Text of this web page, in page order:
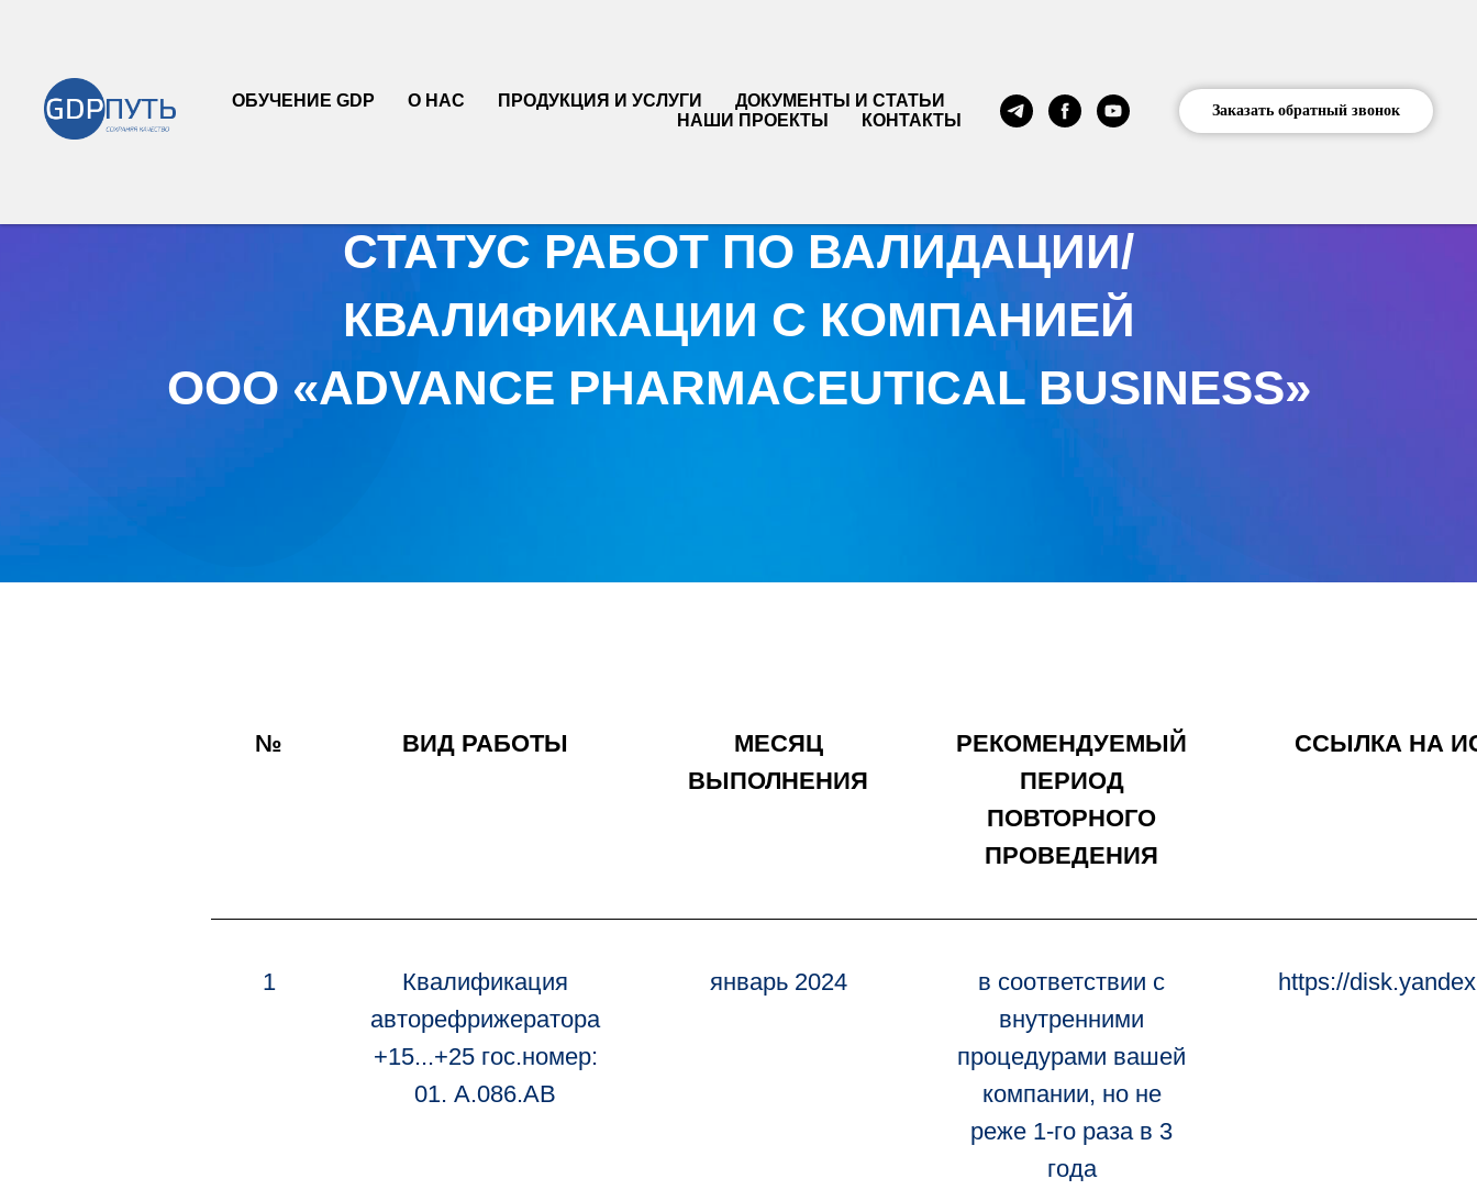
ОБУЧЕНИЕ GDP О НАС ПРОДУКЦИЯ И УСЛУГИ
ДОКУМЕНТЫ И СТАТЬИ
НАШИ ПРОЕКТЫ
КОНТАКТЫ
Заказать обратный звонок
СТАТУС РАБОТ ПО ВАЛИДАЦИИ/
КВАЛИФИКАЦИИ С КОМПАНИЕЙ
ООО «ADVANCE PHARMACEUTICAL BUSINESS»
"GDPWAY"
№ ВИД РАБОТЫ
МЕСЯЦ
ВЫПОЛНЕНИЯ
РЕКОМЕНДУЕМЫЙ
ПЕРИОД
ПОВТОРНОГО
ПРОВЕДЕНИЯ
ССЫЛКА НА
1
Квалификация
авторефрижератора
+15...+25 гос.номер:
01. A.086.AB
январь 2024
в соответствии с
внутренними
процедурами вашей
компании, но не
реже 1-го раза в 3
года
https://